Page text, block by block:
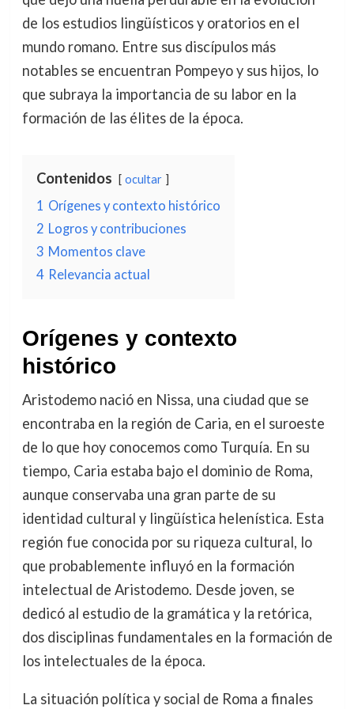
de los estudios lingüísticos y oratorios en el
mundo romano. Entre sus discípulos más
notables se encuentran Pompeyo y sus hijos, lo
que subraya la importancia de su labor en la
formación de las élites de la época.
Contenidos ocultar
1 Orígenes y contexto histórico
2 Logros y contribuciones
3 Momentos clave
4 Relevancia actual
Orígenes y contexto
histórico
Aristodemo nació en Nissa, una ciudad que se
encontraba en la región de Caria, en el suroeste
de lo que hoy conocemos como Turquía. En su
tiempo, Caria estaba bajo el dominio de Roma,
aunque conservaba una gran parte de su
identidad cultural y lingüística helenística. Esta
región fue conocida por su riqueza cultural, lo
que probablemente influyó en la formación
intelectual de Aristodemo. Desde joven, se
dedicó al estudio de la gramática y la retórica,
dos disciplinas fundamentales en la formación de
los intelectuales de la época.
La situación política y social de Roma a finales